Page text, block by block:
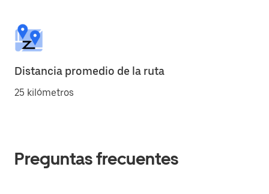
Distancia promedio de la ruta
25 kilómetros
Preguntas frecuentes